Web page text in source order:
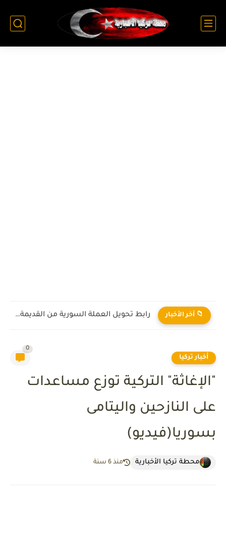
📁 آخر الأخبار رابط تحويل العملة السورية من القديمة إلى الجديدة 2026
أخبار تركيا
0
"الإغاثة" التركية توزع مساعدات
على النازحين واليتامى
بسوريا(فيديو)
محطة تركيا الأخبارية منذ 6 سنة